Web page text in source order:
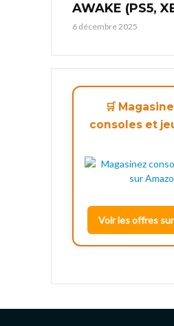
AWAKE (PS5,
6 décembre 2025
🛒
consoles et
Voir les offres